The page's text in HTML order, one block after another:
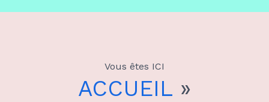
Aller
Vous êtes ICI
ACCUEIL »